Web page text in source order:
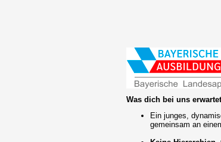
Was dich bei uns
Ein junges,
gemeinsam an